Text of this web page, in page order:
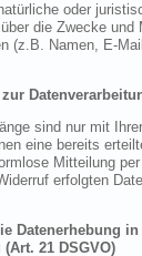
oder
die Zwecke und
(z.B. Namen, E-
sind nur mit
eine bereits
Mitteilung
erfolgten
Datenerhebung
21 DSGVO)